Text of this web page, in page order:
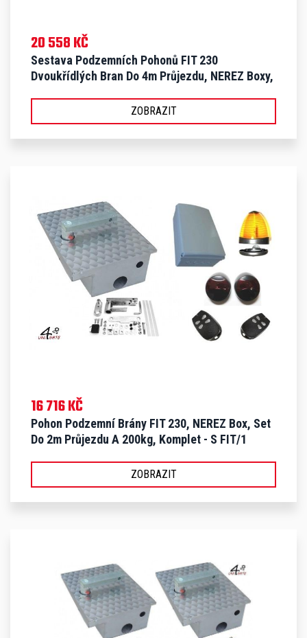
20 558 KČ
Sestava Podzemních Pohonů FIT 230
Dvoukřídlých Bran Do 4m Průjezdu, NEREZ Boxy,
ZOBRAZIT
16 716 KČ
Pohon Podzemní Brány FIT 230, NEREZ Box, Set
Do 2m Průjezdu A 200kg, Komplet - S FIT/1
ZOBRAZIT